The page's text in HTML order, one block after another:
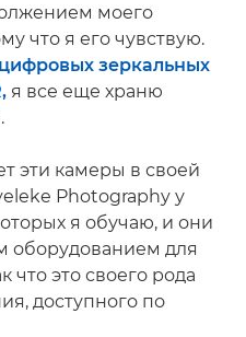
моего
что я его чувствую.
цифровых зеркальных
я все еще храню
эти камеры в своей
Photography у
я обучаю, и они
оборудованием для
что это своего рода
доступного по